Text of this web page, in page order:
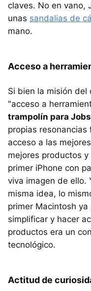
claves. No en vano,
unas sandalias de
mano.
Acceso a
Si bien la misión del
"acceso a
trampolín para
propias resonancias
acceso a las
mejores productos
primer iPhone con
viva imagen de ello.
misma idea, lo
primer Macintosh
simplificar y hacer
productos era un
tecnológico.
Actitud de